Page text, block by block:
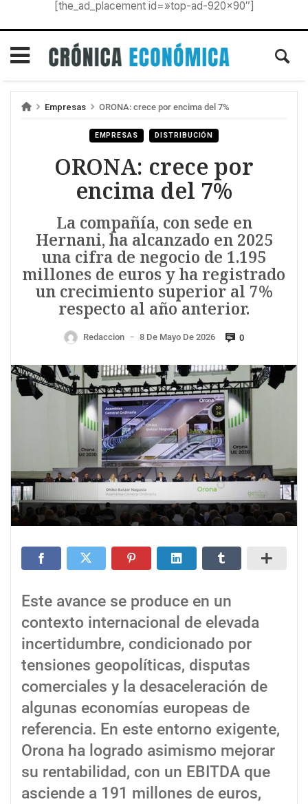
[the_ad_placement id=»top-ad-920×90″]
Empresas ORONA: crece por encima del 7%
EMPRESAS DISTRIBUCIÓN
ORONA: crece por
encima del 7%
La compañía, con sede en
Hernani, ha alcanzado en 2025
una cifra de negocio de 1.195
millones de euros y ha registrado
un crecimiento superior al 7%
respecto al año anterior.
Redaccion — 8 De Mayo De 2026 0
Este avance se produce en un
contexto internacional de elevada
incertidumbre, condicionado por
tensiones geopolíticas, disputas
comerciales y la desaceleración de
algunas economías europeas de
referencia. En este entorno exigente,
Orona ha logrado asimismo mejorar
su rentabilidad, con un EBITDA que
asciende a 191 millones de euros,